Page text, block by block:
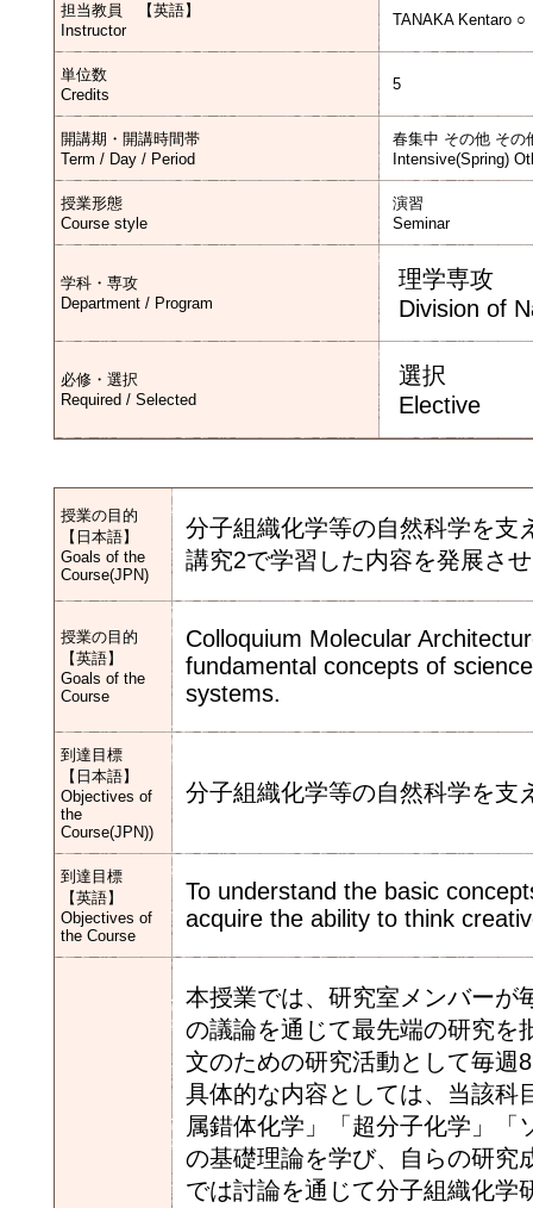
担当教員 【英語】
Instructor
TANAKA Kentaro ○
単位数
Credits
5
開講期・開講時間帯
Term / Day / Period
春集中 その他 その
Intensive(Spring)
授業形態
Course style
演習
Seminar
学科・専攻
Department / Program
理学専攻
Division of
必修・選択
Required / Selected
選択
Elective
授業の目的
【日本語】
Goals of the
Course(JPN)
分子組織化学等の自然科学を支
講究2で学習した内容を発展さ
授業の目的
【英語】
Goals of the
Course
Colloquium Molecular
fundamental concepts of
systems.
到達目標
【日本語】
Objectives of
the
Course(JPN))
分子組織化学等の自然科学を支
到達目標
【英語】
Objectives of
the Course
To understand the basic
acquire the ability to think
本授業では、研究室メンバーが
の議論を通じて最先端の研究を
文のための研究活動として毎週
具体的な内容としては、当該科
属錯体化学」「超分子化学」
の基礎理論を学び、自らの研究
では討論を通じて分子組織化学